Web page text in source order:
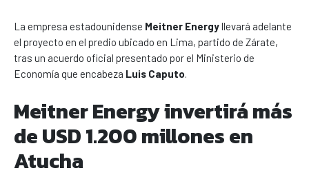
La empresa estadounidense Meitner Energyllevará adelante
el proyecto en el predio ubicado en Lima, partido de Zárate,
tras un acuerdo oficial presentado por el Ministerio de
Economía que encabeza Luis Caputo
Meitner Energy invertirá más
de USD 1.200 millones en
Atucha